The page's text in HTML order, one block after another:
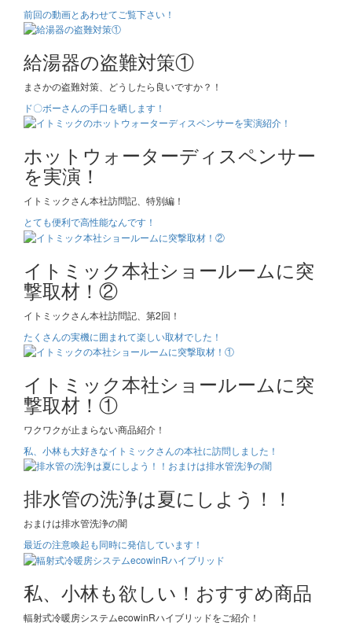
前回の動画とあわせてご覧下さい！
給湯器の盗難対策①
まさかの盗難対策、どうしたら良いですか？！
ド〇ボーさんの手口を晒します！
ホットウォーターディスペンサー
を実演！
イトミックさん本社訪問記、特別編！
とても便利で高性能なんです！
イトミック本社ショールームに突
撃取材！②
イトミックさん本社訪問記、第2回！
たくさんの実機に囲まれて楽しい取材でした！
イトミック本社ショールームに突
撃取材！①
ワクワクが止まらない商品紹介！
私、小林も大好きなイトミックさんの本社に訪問しました！
排水管の洗浄は夏にしよう！！
おまけは排水管洗浄の闇
最近の注意喚起も同時に発信しています！
私、小林も欲しい！おすすめ商品
輻射式冷暖房システムecowinRハイブリッドをご紹介！